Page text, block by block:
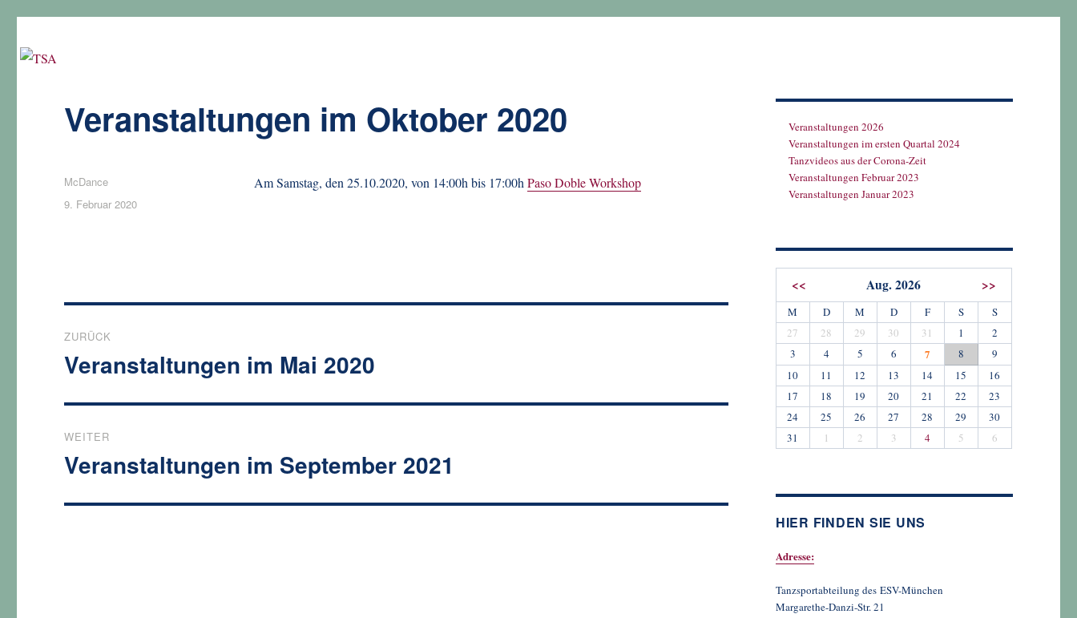
Veranstaltungen im Oktober 2020
Am Samstag, den 25.10.2020, von 14:00h bis 17:00hPaso Doble Workshop
Autor
McDance
Veröffentlicht
9. Februar 2020
ZURÜCK
Vorheriger
Veranstaltungen im Mai 2020
WEITER
Nächster
Veranstaltungen im September 2021
Veranstaltungen 2026
Veranstaltungen im ersten Quartal 2024
Tanzvideos aus der Corona-Zeit
Veranstaltungen Februar 2023
Veranstaltungen Januar 2023
<< Aug. 2026 >>
M D M D F S
S
27
28 29 30 31 1
2
3
4 5 6 7 8
9
10
11 12 13 14 15
16
17
18 19 20 21 22
23
24
25 26 27 28 29
30
31
1 2 3 4 5 6
HIER FINDEN SIE UNS
Adresse:
Tanzsportabteilung des ESV-München
Margarethe-Danzi-Str. 21